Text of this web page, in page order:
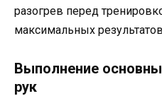
разогрев перед
максимальных
Выполнение
рук